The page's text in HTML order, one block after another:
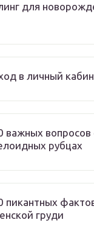
для
в личный
важных вопросов
рубцах
пикантных
груди